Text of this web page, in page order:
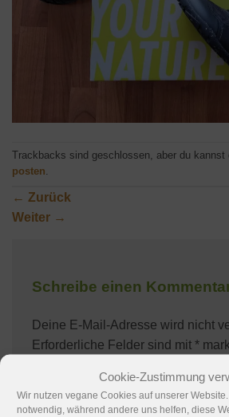
Cookie-Zustimmung
Wir nutzen vegane Cookies auf unserer
notwendig, während andere uns helfen, diese
Trackbacks sind geschlossen, aber du kannst
posten
← Zurück
Weiter →
Schreibe einen
Deine E-Mail-Adresse wird nicht
Erforderliche Felder sind mit *